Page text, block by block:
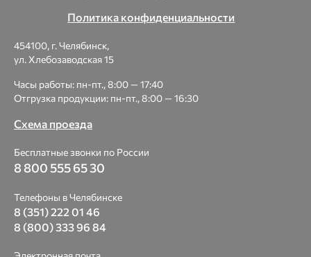
Политика конфиденциальности
454100, г. Челябинск,
ул. Хлебозаводская 15
Часы работы: пн-пт., 8:00 — 17:40
Отгрузка продукции: пн-пт., 8:00 — 16:30
Схема проезда
Бесплатные звонки по России
8 800 555 65 30
Телефоны в Челябинске
8 (351) 222 01 46
8 (800) 333 96 84